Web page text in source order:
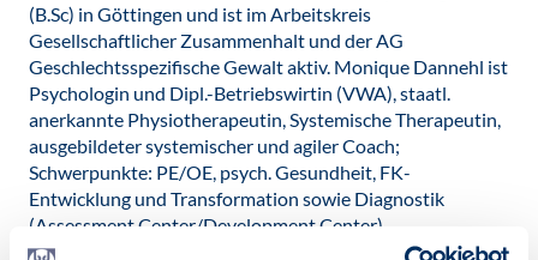
(B.Sc) in Göttingen und ist im Arbeitskreis
Gesellschaftlicher Zusammenhalt und der AG
Geschlechtsspezifische Gewalt aktiv. Monique Dannehl ist
Psychologin und Dipl.-Betriebswirtin (VWA), staatl.
anerkannte Physiotherapeutin, Systemische Therapeutin,
ausgebildeter systemischer und agiler Coach;
Schwerpunkte: PE/OE, psych. Gesundheit, FK-
Entwicklung und Transformation sowie Diagnostik
(Assessment Center/Development Center)